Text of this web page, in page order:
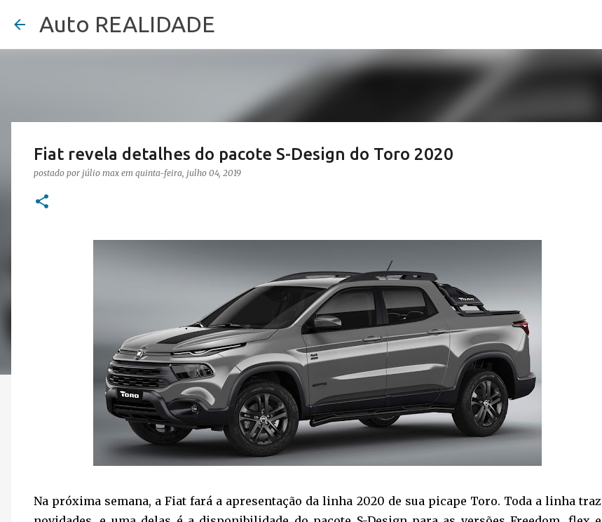
Auto REALIDADE
Fiat revela detalhes do pacote S-Design do Toro 2020
postado por júlio max em quinta-feira, julho 04, 2019
Na próxima semana, a Fiat fará a apresentação da linha 2020 de sua picape Toro. Toda a linha traz